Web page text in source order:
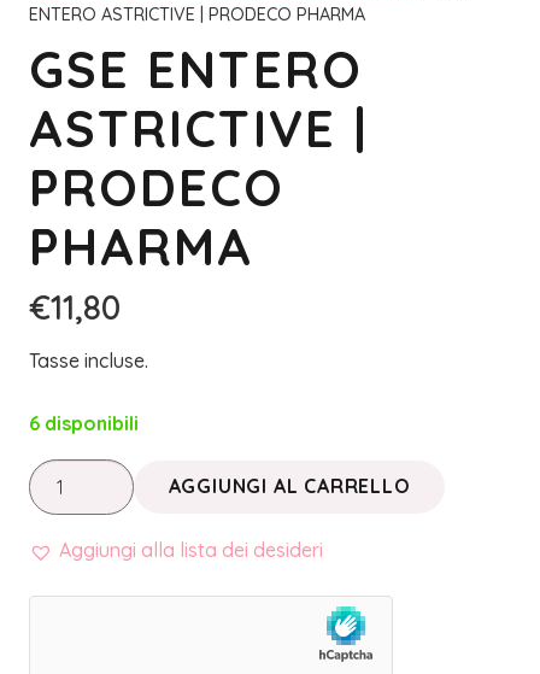
ENTERO ASTRICTIVE | PRODECO PHARMA
GSE ENTERO
ASTRICTIVE |
PRODECO
PHARMA
€11,80
Tasse incluse.
6 disponibili
GSE
ENTERO
ASTRICTIVE
AGGIUNGI AL CARRELLO
Aggiungi alla lista dei desideri